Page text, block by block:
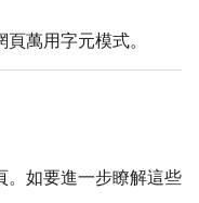
萬用字元模式。
。如要進一步瞭解這些